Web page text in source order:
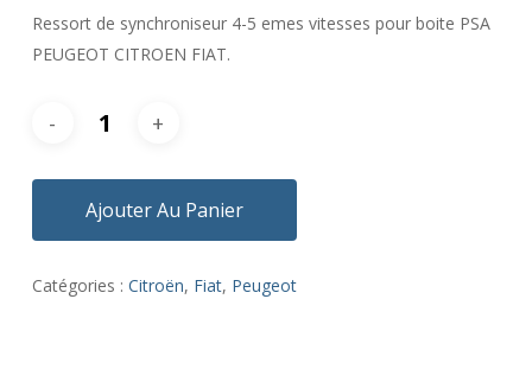
Ressort de synchroniseur 4-5 emes vitesses pour boite PSA
PEUGEOT CITROEN FIAT.
Ajouter Au Panier
Catégories : Citroën, Fiat, Peugeot